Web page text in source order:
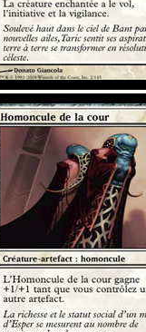
Homoncule de la cour